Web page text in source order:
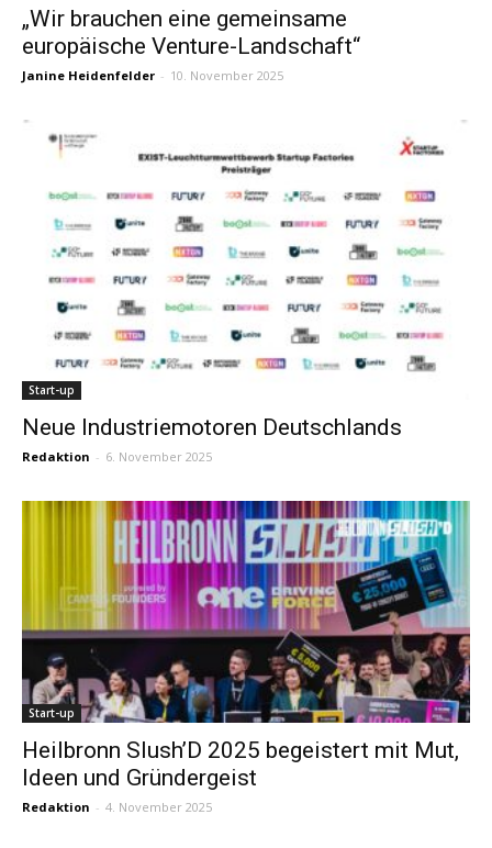
„Wir brauchen eine gemeinsame
europäische Venture-Landschaft“
Janine Heidenfelder - 10. November 2025
Start-up
Neue Industriemotoren Deutschlands
Redaktion - 6. November 2025
Start-up
Heilbronn Slush’D 2025 begeistert mit Mut,
Ideen und Gründergeist
Redaktion - 4. November 2025